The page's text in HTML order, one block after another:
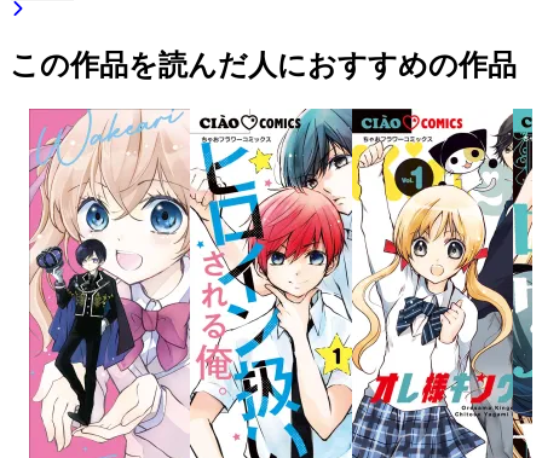
この作品を読んだ人におすすめの作品